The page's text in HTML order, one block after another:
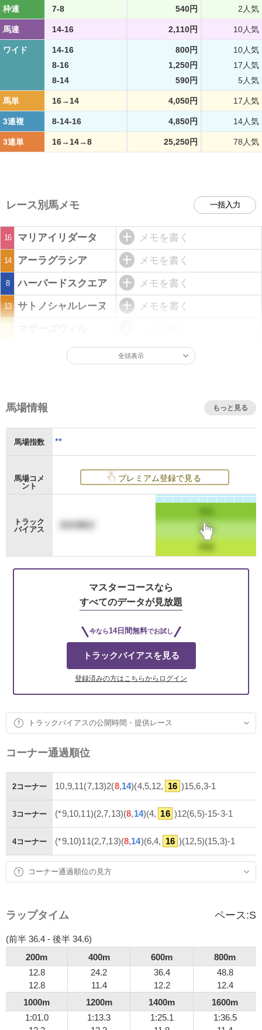
枠連 7-8 540円 2人気
馬連 14-16 2,110円 10人気
ワイド 14-16 800円
10人気
8-16
1,250円
17人気
8-14
590円 5人気
馬単 16→14 4,050円 17人気
3連複 8-14-16 4,850円 14人気
3連単 16→14→8 25,250円 78人気
レース別馬メモ 一括入力
16 マリアイリダータ メモを書く
14 アーラグラシア メモを書く
8 ハーバードスクエア メモを書く
13 サトノシャルレーヌ メモを書く
全頭表示
馬場情報 もっと見る
馬場指数 **
馬場コメ
ント
プレミアム登録で見る
トラック
バイアス
マスターコースなら
すべてのデータが見放題
今なら14日間無料でお試し
トラックバイアスを見る
登録済みの方はこちらからログイン
トラックバイアスの公開時間・提供レース
コーナー通過順位
2コーナー 10,9,11(7,13)2(8,14)(4,5,12, 16 )15,6,3-1
3コーナー (*9,10,11)(2,7,13)(8,14)(4, 16 )12(6,5)-15-3-1
4コーナー (*9,10)11(2,7,13)(8,14)(6,4, 16 )(12,5)(15,3)-1
コーナー通過順位の見方
ラップタイム ペース:S
(前半 36.4 - 後半 34.6)
200m
400m 600m
800m
12.8
12.8
24.2
11.4
36.4
12.2
48.8
12.4
1000m
1200m 1400m
1600m
1:01.0
1:13.3
1:25.1
1:36.5